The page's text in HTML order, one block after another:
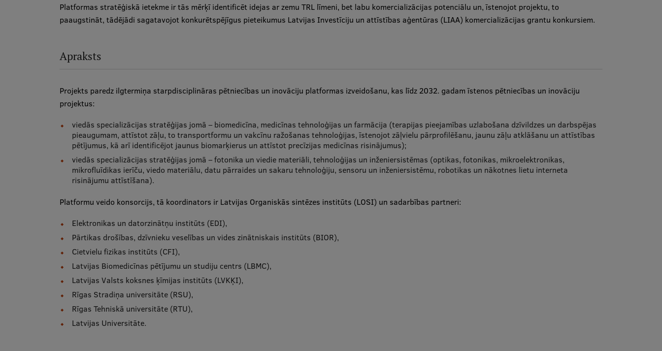
Platformas stratēģiskā ietekme ir tās mērķī identificēt idejas ar zemu TRL līmeni, bet labu komercializācijas potenciālu un, īstenojot projektu, to
paaugstināt, tādējādi sagatavojot konkurētspējīgus pieteikumus Latvijas Investīciju un attīstības aģentūras (LIAA) komercializācijas grantu konkursiem.
Apraksts
Projekts paredz ilgtermiņa starpdisciplināras pētniecības un inovāciju platformas izveidošanu, kas līdz 2032. gadam īstenos pētniecības un inovāciju
projektus:
viedās specializācijas stratēģijas jomā – biomedicīna, medicīnas tehnoloģijas un farmācija (terapijas pieejamības uzlabošana dzīvildzes un darbspējas
pieaugumam, attīstot zāļu, to transportformu un vakcīnu ražošanas tehnoloģijas, īstenojot zāļvielu pārprofilēšanu, jaunu zāļu atklāšanu un attīstības
pētījumus, kā arī identificējot jaunus biomarķierus un attīstot precīzijas medicīnas risinājumus);
viedās specializācijas stratēģijas jomā – fotonika un viedie materiāli, tehnoloģijas un inženiersistēmas (optikas, fotonikas, mikroelektronikas,
mikrofluīdikas ierīču, viedo materiālu, datu pārraides un sakaru tehnoloģiju, sensoru un inženiersistēmu, robotikas un nākotnes lietu interneta
risinājumu attīstīšana).
Platformu veido konsorcijs, tā koordinators ir Latvijas Organiskās sintēzes institūts (LOSI) un sadarbības partneri:
Elektronikas un datorzinātņu institūts (EDI),
Pārtikas drošības, dzīvnieku veselības un vides zinātniskais institūts (BIOR),
Cietvielu fizikas institūts (CFI),
Latvijas Biomedicīnas pētījumu un studiju centrs (LBMC),
Latvijas Valsts koksnes ķīmijas institūts (LVKĶI),
Rīgas Stradiņa universitāte (RSU),
Rīgas Tehniskā universitāte (RTU),
Latvijas Universitāte.